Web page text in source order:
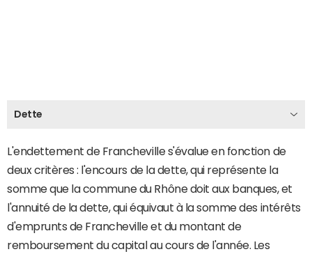
Dette
L'endettement de Francheville s'évalue en fonction de
deux critères : l'encours de la dette, qui représente la
somme que la commune du Rhône doit aux banques, et
l'annuité de la dette, qui équivaut à la somme des intérêts
d'emprunts de Francheville et du montant de
remboursement du capital au cours de l'année. Les